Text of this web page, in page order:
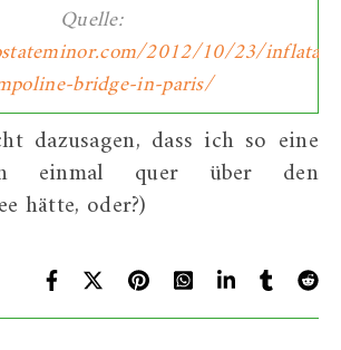
Quelle:
2012/10/23/
bridge-in-paris/
dazusagen, dass ich so eine
einmal quer über den
hätte, oder?)